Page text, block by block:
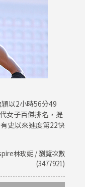
以2小時56分49
女子百傑排名，提
史以來速度第22快
林玫妮 / 瀏覽次數
(3477921)